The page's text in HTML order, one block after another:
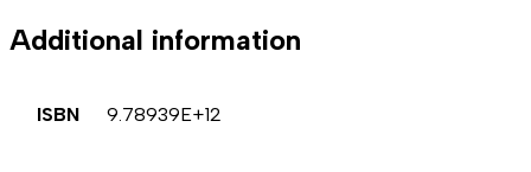
Additional information
ISBN 9.78939E+12